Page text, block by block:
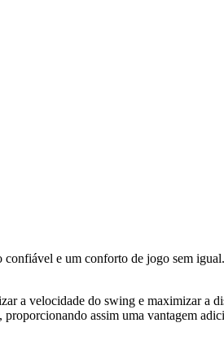
confiável e um conforto de jogo sem
a velocidade do swing e maximizar a
assim uma vantagem